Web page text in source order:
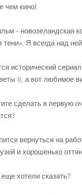
чем кино!
– новозеландская
Я всегда над
исторический
II, а вот любимое
сделать в первую
вернуться на
и хорошенько
хотели сказать?